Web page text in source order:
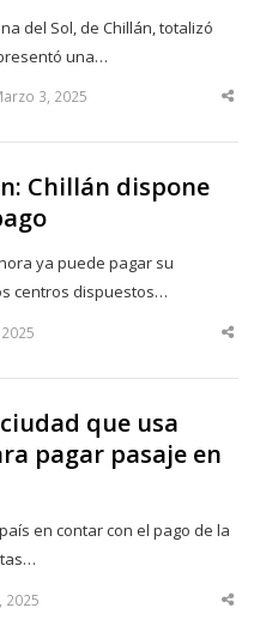
del Sol, de Chillán, totalizó
una…
3, 2025
Chillán dispone
ya puede pagar su
centros dispuestos…
que usa
pagar pasaje en
en contar con el pago de la
2025